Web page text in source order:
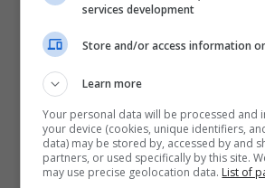
services development
Store and/or access information
Learn more
Your personal data will be processed and
your device (cookies, unique identifiers,
data) may be stored by, accessed by and
partners, or used specifically by this site.
may use precise geolocation data. List of